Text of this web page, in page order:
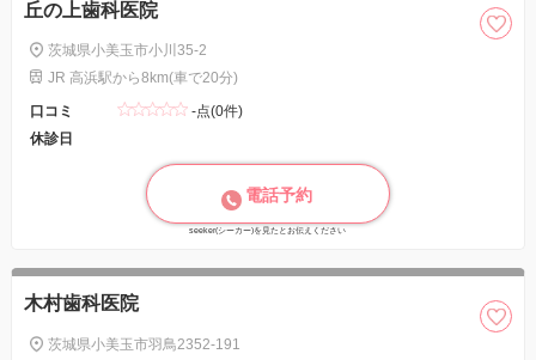
丘の上歯科医院
茨城県小美玉市小川35-2
JR 高浜駅から8km(車で20分)
口コミ
-点(0件)
休診日
電話予約
seeker(シーカー)を見たとお伝えください
木村歯科医院
茨城県小美玉市羽鳥2352-191